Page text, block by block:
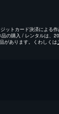
ットカード決済による作
の購入 / レンタルは、
があります。くわしくは